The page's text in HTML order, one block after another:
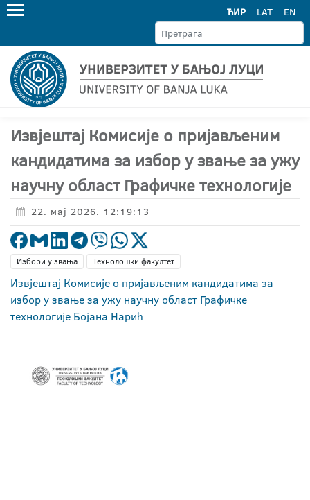
ЋИР LAT EN
Извјештај Комисије о пријављеним
кандидатима за избор у звање за ужу
научну област Графичке технологије
22. мај 2026. 12:19:13
Избори у звања Технолошки факултет
Извјештај Комисије о пријављеним кандидатима за
избор у звање за ужу научну област Графичке
технологије Бојана Нарић